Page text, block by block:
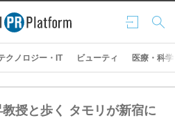
ログ
イン
検索
クノロジー・IT ビューティ 医療・科学
授と歩く タモリが新宿に